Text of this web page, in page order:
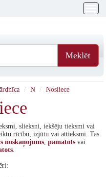
Meklēt
N Nosliece
slieksni, iekšēju tieksmi vai
rīcību, izjūtu vai attieksmi. Tas
noskaņojums, pamatots vai
.